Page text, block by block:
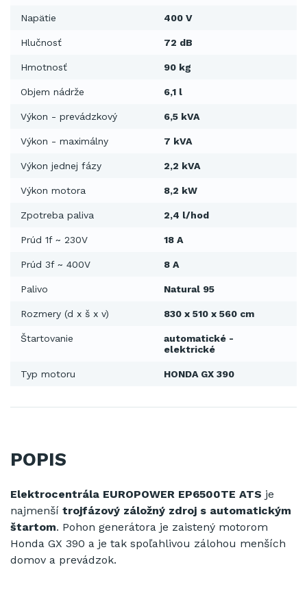
Napätie 400 V
Hlučnosť 72 dB
Hmotnosť 90 kg
Objem nádrže 6,1 l
Výkon - prevádzkový 6,5 kVA
Výkon - maximálny 7 kVA
Výkon jednej fázy 2,2 kVA
Výkon motora 8,2 kW
Zpotreba paliva 2,4 l/hod
Prúd 1f ~ 230V 18 A
Prúd 3f ~ 400V 8 A
Palivo Natural 95
Rozmery (d x š x v) 830 x 510 x 560 cm
Štartovanie
automatické -
elektrické
Typ motoru HONDA GX 390
POPIS
Elektrocentrála EUROPOWER EP6500TE ATS je
najmenší trojfázový záložný zdroj s automatickým
štartom. Pohon generátora je zaistený motorom
Honda GX 390 a je tak spoľahlivou zálohou menších
domov a prevádzok.